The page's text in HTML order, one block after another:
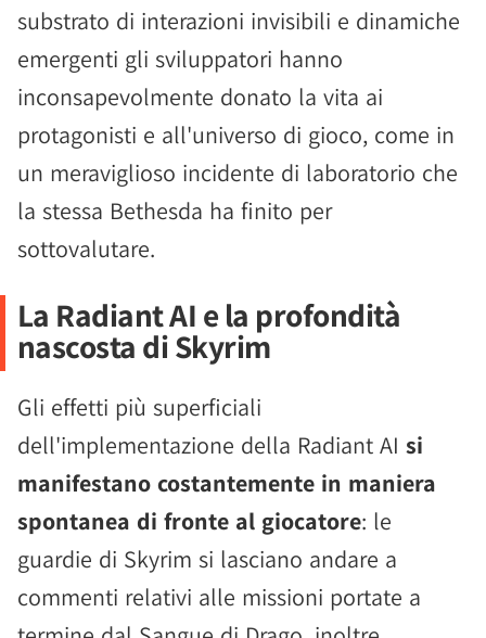
substrato di interazioni invisibili e dinamiche
emergenti gli sviluppatori hanno
inconsapevolmente donato la vita ai
protagonisti e all'universo di gioco, come in
un meraviglioso incidente di laboratorio che
la stessa Bethesda ha finito per
sottovalutare.
La Radiant AI e la profondità
nascosta di Skyrim
Gli effetti più superficiali
dell'implementazione della Radiant AI si
manifestano costantemente in maniera
spontanea di fronte al giocatore: le
guardie di Skyrim si lasciano andare a
commenti relativi alle missioni portate a